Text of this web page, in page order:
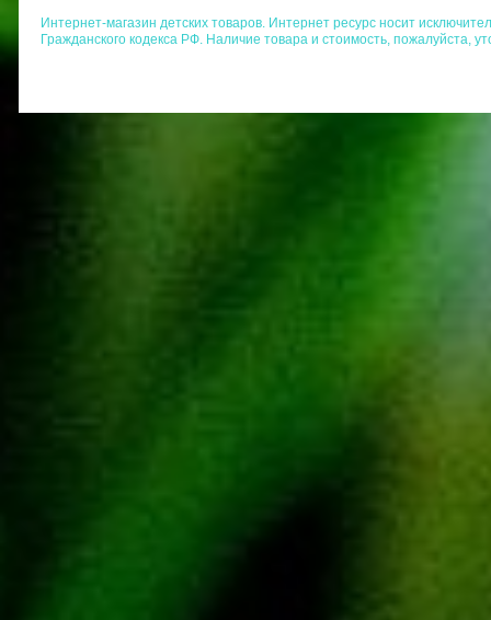
Интернет-магазин детских товаров. Интернет ресурс носит
Гражданского кодекса РФ. Наличие товара и стоимость, пожалуйста,